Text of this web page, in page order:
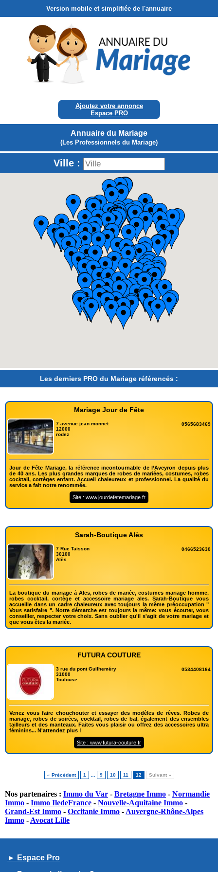
Version mobile et simplifiée de l'annuaire
Ajoutez votre annonce
Espace PRO
Annuaire du Mariage
(Les Professionnels du Mariage)
Ville :
Les derniers PRO du Mariage référencés :
Mariage Jour de Fête
7 avenue jean monnet
12000
rodez
0565683469
Jour de Fête Mariage, la référence incontournable de l’Aveyron depuis plus
de 40 ans. Les plus grandes marques de robes de mariées, costumes, robes
cocktail, cortèges enfant. Accueil chaleureux et professionnel. La qualité du
service a fait notre renommée.
Site : www.jourdefetemariage.fr
Sarah-Boutique Alès
7 Rue Taisson
30100
Alès
0466523630
La boutique du mariage à Ales, robes de mariée, costumes mariage homme,
robes cocktail, cortège et accessoire mariage ales. Sarah-Boutique vous
accueille dans un cadre chaleureux avec toujours la même préoccupation "
Vous satisfaire ". Notre démarche est toujours la même: vous écouter, vous
conseiller, respecter votre choix. Sans oublier qu'il s'agit de votre mariage et
que vous êtes la mariée.
FUTURA COUTURE
3 rue du pont Guilheméry
31000
Toulouse
0534408164
Venez vous faire chouchouter et essayer des modèles de rêves. Robes de
mariage, robes de soirées, cocktail, robes de bal, également des ensembles
tailleurs et des manteaux. Faites vous plaisir ou offrez des accessoires ultra
féminins... N'attendez plus !
Site : www.futura-couture.fr
« Précédent 1 9 10 11 12 Suivant »
Nos partenaires : Immo du Var - Bretagne Immo - Normandie
Immo - Immo IledeFrance - Nouvelle-Aquitaine Immo -
Grand-Est Immo - Occitanie Immo - Auvergne-Rhône-Alpes
Immo - Avocat Lille
► Espace Pro